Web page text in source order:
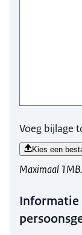
Voeg bijlage
Kies een
Maximaal 1MB.
Informatie